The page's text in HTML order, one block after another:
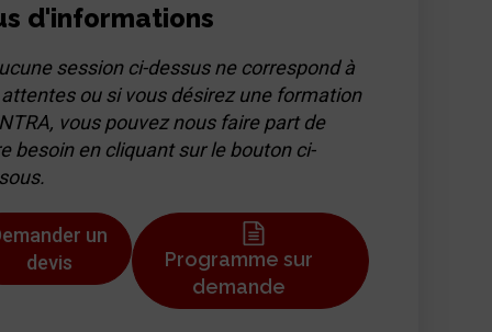
d'informations
session ci-dessus ne correspond à
attentes ou si vous désirez une formation
vous pouvez nous faire part de
besoin en cliquant sur le bouton ci-
un
devis
Programme sur
demande